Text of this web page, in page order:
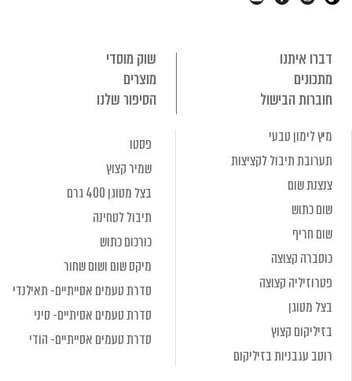
דברו איתנו
שוק מוסדי
מתכונים
מוצרים
חוברות הבישול
הסיפור שלנו
מיץ לימון טבעי
תערובת תיבול לקציצות
צנצנת שום
שום כתוש
שום חריף
כוסברה קצוצה
פטרוזיליה קצוצה
בצל מטוגן
בזיליקום קצוץ
רוטב עגבניות בזיליקום
פסטו
שמיר קצוץ
בצל מטוגן 400 גרם
תיבול לטחינה
כורכום כתוש
מיקס שום ושום שחור
סדרת טעמים אסייתיים- תאילנדי
סדרת טעמים אסיתיים- סיני
סדרת טעמים אסייתיים- הודי